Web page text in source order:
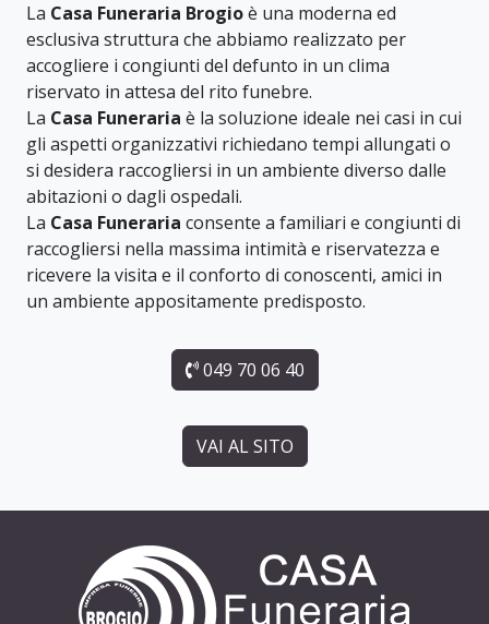
La Casa Funeraria Brogioè una moderna ed
esclusiva struttura che abbiamo realizzato per
accogliere i congiunti del defunto in un clima
riservato in attesa del rito funebre.
La Casa Funeraria è la soluzione ideale nei casi in cui
gli aspetti organizzativi richiedano tempi allungati o
si desidera raccogliersi in un ambiente diverso dalle
abitazioni o dagli ospedali.
La Casa Funeraria consente a familiari e congiunti di
raccogliersi nella massima intimità e riservatezza e
ricevere la visita e il conforto di conoscenti, amici in
un ambiente appositamente predisposto.
049 70 06 40
VAI AL SITO